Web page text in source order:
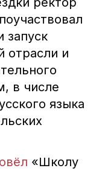
запуск
отрасли и
в числе
языка
«Школу